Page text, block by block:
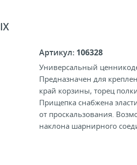
Артикул: 106328
Универсальный
Предназначен для
край корзины, торец
Прищепка снабжена
от проскальзования.
наклона шарнирного